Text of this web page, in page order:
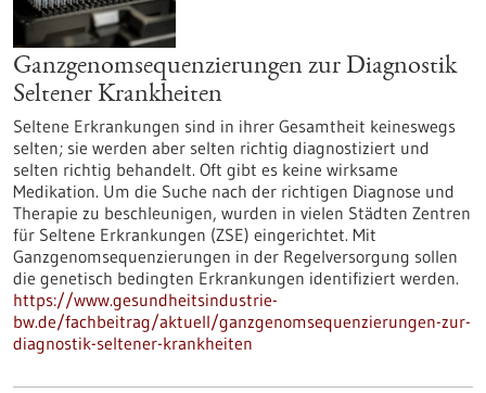
Ganzgenomsequenzierungen zur Diagnostik
Seltener Krankheiten
Seltene Erkrankungen sind in ihrer Gesamtheit keineswegs
selten; sie werden aber selten richtig diagnostiziert und
selten richtig behandelt. Oft gibt es keine wirksame
Medikation. Um die Suche nach der richtigen Diagnose und
Therapie zu beschleunigen, wurden in vielen Städten Zentren
für Seltene Erkrankungen (ZSE) eingerichtet. Mit
Ganzgenomsequenzierungen in der Regelversorgung sollen
die genetisch bedingten Erkrankungen identifiziert werden.
https://www.gesundheitsindustrie-
bw.de/fachbeitrag/aktuell/ganzgenomsequenzierungen-zur-
diagnostik-seltener-krankheiten